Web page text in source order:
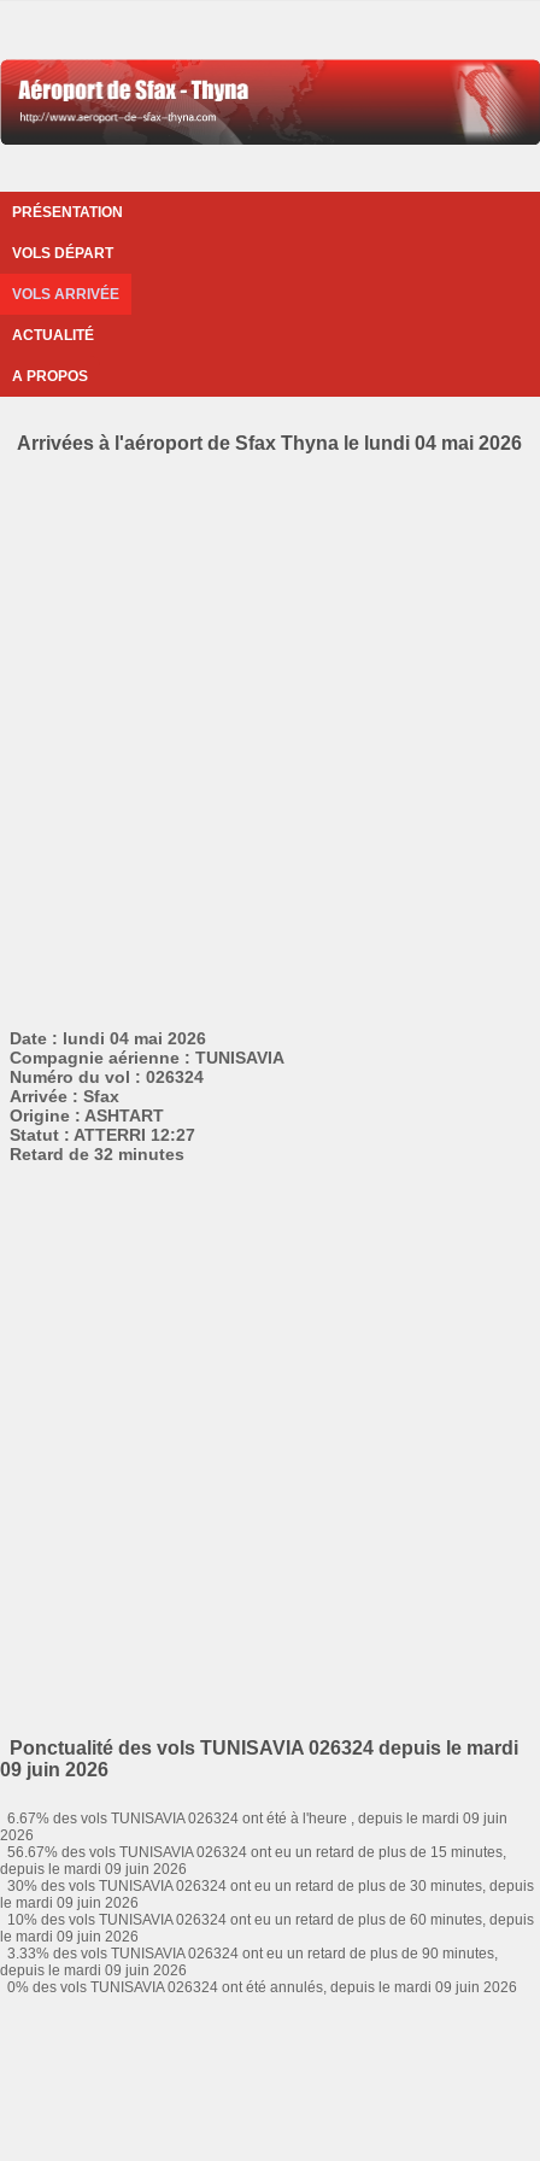
PRÉSENTATION
VOLS DÉPART
VOLS ARRIVÉE
ACTUALITÉ
A PROPOS
Arrivées à l'aéroport de Sfax Thyna le lundi 04 mai 2026
Date : lundi 04 mai 2026
Compagnie aérienne : TUNISAVIA
Numéro du vol : 026324
Arrivée : Sfax
Origine : ASHTART
Statut : ATTERRI 12:27
Retard de 32 minutes
Ponctualité des vols TUNISAVIA 026324 depuis le mardi
09 juin 2026
6.67% des vols TUNISAVIA 026324 ont été à l'heure , depuis le mardi 09 juin
2026
56.67% des vols TUNISAVIA 026324 ont eu un retard de plus de 15 minutes,
depuis le mardi 09 juin 2026
30% des vols TUNISAVIA 026324 ont eu un retard de plus de 30 minutes, depuis
le mardi 09 juin 2026
10% des vols TUNISAVIA 026324 ont eu un retard de plus de 60 minutes, depuis
le mardi 09 juin 2026
3.33% des vols TUNISAVIA 026324 ont eu un retard de plus de 90 minutes,
depuis le mardi 09 juin 2026
0% des vols TUNISAVIA 026324 ont été annulés, depuis le mardi 09 juin 2026